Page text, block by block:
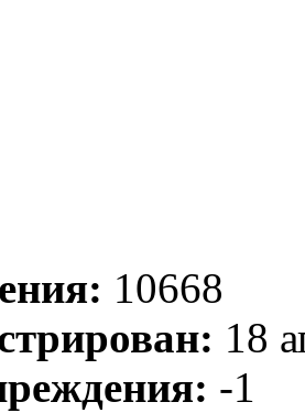
10668
18
-1